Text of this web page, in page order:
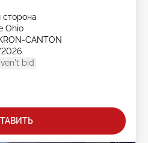
сторона
Ohio
CANTON
bid